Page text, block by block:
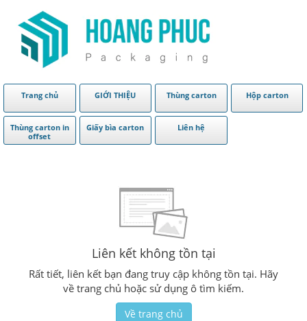
Trang chủ GIỚI THIỆU Thùng carton Hộp carton
Thùng carton in
offset
Giấy bìa carton Liên hệ
Liên kết không tồn tại
Rất tiết, liên kết bạn đang truy cập không tồn tại. Hãy
về trang chủ hoặc sử dụng ô tìm kiếm.
Về trang chủ